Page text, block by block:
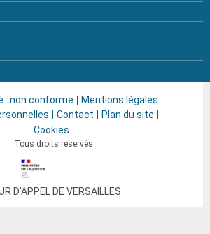
D'APPEL DE VERSAILLES
: non conforme
Mentions légales
Contact
Plan du site
Cookies
Tous droits réservés